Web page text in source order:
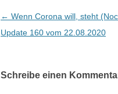
Beitragsnavigation
← Wenn Corona will, steht
Update 160 vom 22.08.2020
Schreibe einen